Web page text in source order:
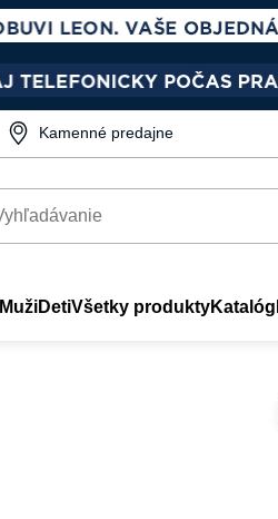
Kamenné predajne
MužiDetiVšetky produktyKatalóg